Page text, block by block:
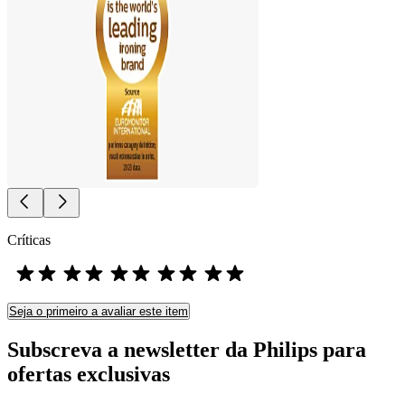
Críticas
Seja o primeiro a avaliar este item
Subscreva a newsletter da Philips para
ofertas exclusivas